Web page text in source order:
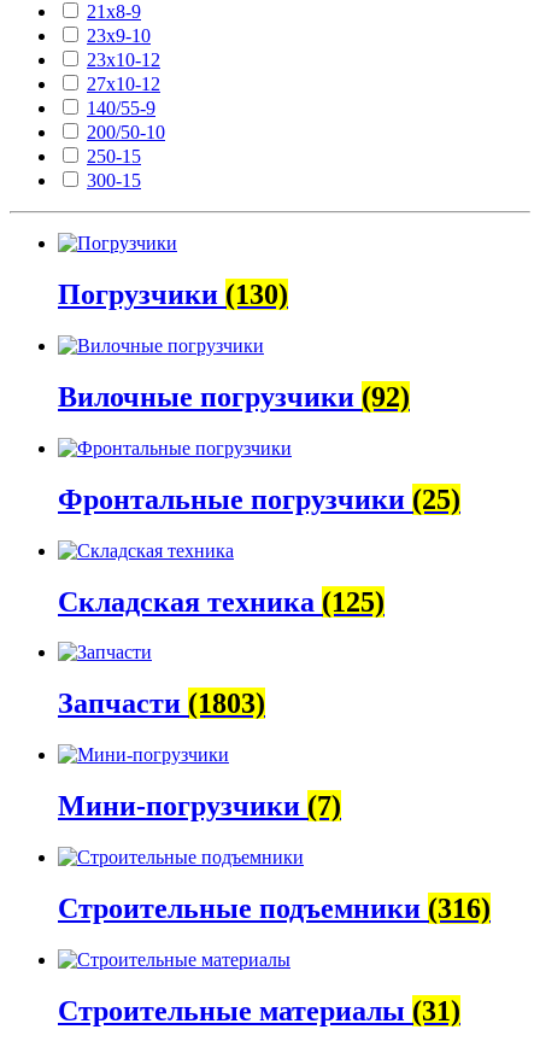
21х8-9
23х9-10
23х10-12
27х10-12
140/55-9
200/50-10
250-15
300-15
Погрузчики (130)
Вилочные погрузчики (92)
Фронтальные погрузчики (25)
Складская техника (125)
Запчасти (1803)
Мини-погрузчики (7)
Строительные подъемники (316)
Строительные материалы (31)